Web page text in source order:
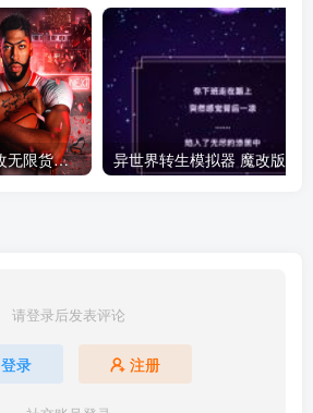
nba2k20 手机版 魔改无限货币版 异世界转生模拟器 魔改版
请登录后发表评论
登录 注册